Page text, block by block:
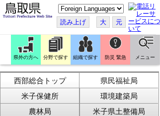
こ
の
ペ
ー
ジ
を
翻
訳
す
る
読み上げ 大 元
県外の方へ 分野で探す 組織で探す 防災 緊急 メニュー
西部総合トップ
県民福祉局
米子保健所
環境建築局
農林局
米子県土整備局